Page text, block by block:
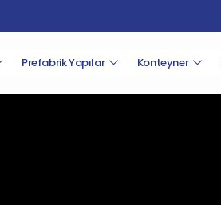
Prefabrik Yapılar Konteyner